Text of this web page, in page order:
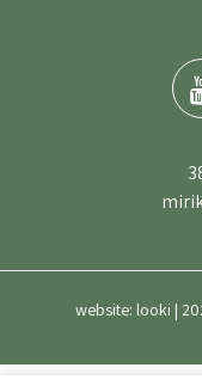
looki